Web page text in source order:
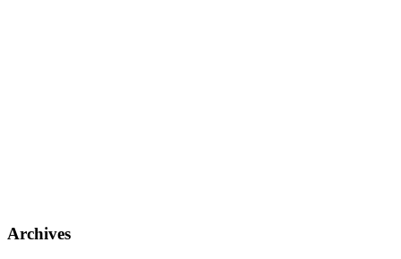
Archives